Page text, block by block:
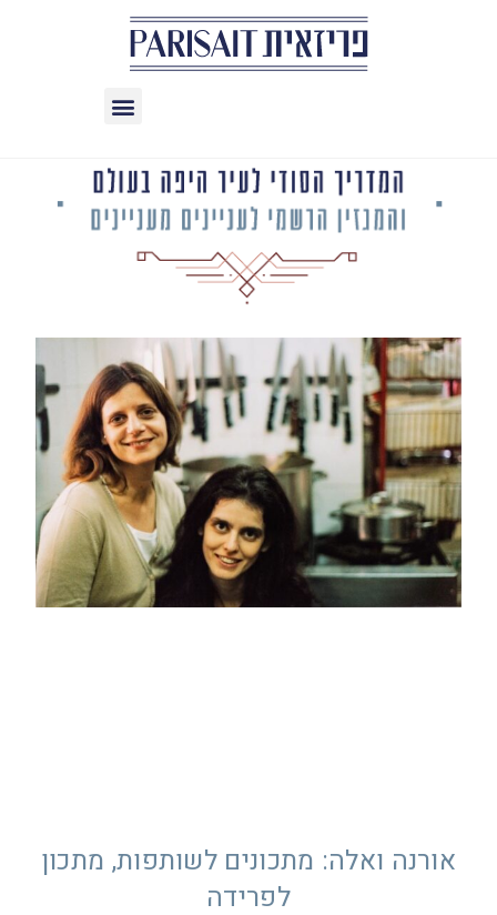
אורנה ואלה: מתכונים לשותפות, מתכון
לפרידה